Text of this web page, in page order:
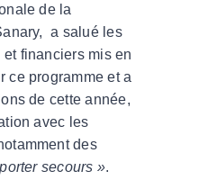
de la
a salué les
financiers mis en
ce programme et a
de cette année,
avec les
des
secours ».